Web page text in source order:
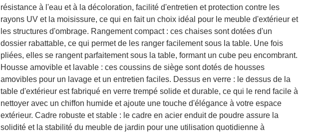
résistance à l'eau et à la décoloration, facilité d'entretien et protection contre les
rayons UV et la moisissure, ce qui en fait un choix idéal pour le meuble d'extérieur et
les structures d'ombrage. Rangement compact : ces chaises sont dotées d'un
dossier rabattable, ce qui permet de les ranger facilement sous la table. Une fois
pliées, elles se rangent parfaitement sous la table, formant un cube peu encombrant.
Housse amovible et lavable : ces coussins de siège sont dotés de housses
amovibles pour un lavage et un entretien faciles. Dessus en verre : le dessus de la
table d'extérieur est fabriqué en verre trempé solide et durable, ce qui le rend facile à
nettoyer avec un chiffon humide et ajoute une touche d'élégance à votre espace
extérieur. Cadre robuste et stable : le cadre en acier enduit de poudre assure la
solidité et la stabilité du meuble de jardin pour une utilisation quotidienne à